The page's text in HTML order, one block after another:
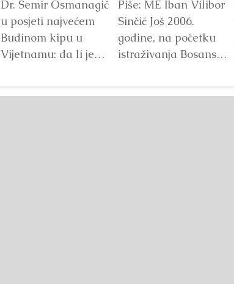
Dr. Semir Osmanagić
u posjeti najvećem
Budinom kipu u
Vijetnamu: da li je
Piše: ME Iban Vilibor
Sinčić Još 2006.
godine, na početku
istraživanja Bosanske